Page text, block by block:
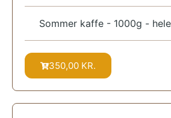
Sommer kaffe - 1000g -
350,00 KR.